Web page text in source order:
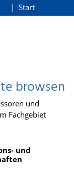
Start
browsen
und
Fachgebiet
und